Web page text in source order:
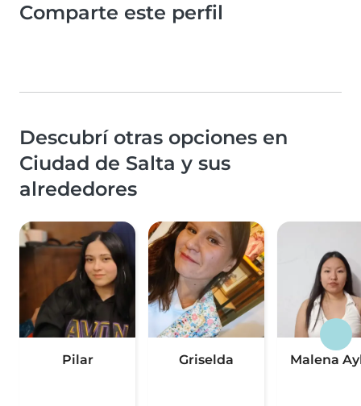
Comparte este perfil
Descubrí otras opciones en
Ciudad de Salta y sus
alrededores
Pilar Griselda Malena